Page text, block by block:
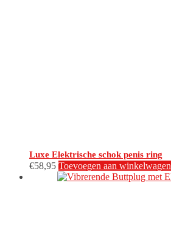
Luxe Elektrische schok penis ring
€58,95 Toevoegen aan winkelwagen